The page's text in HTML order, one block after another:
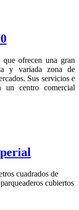
ofrecen una gran
y variada zona de
Sus servicios e
un centro comercial
cuadrados de
cubiertos